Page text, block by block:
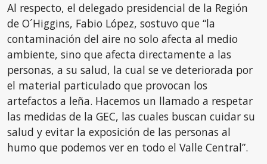
Al respecto, el delegado presidencial de la Región
de O´Higgins, Fabio López, sostuvo que “la
contaminación del aire no solo afecta al medio
ambiente, sino que afecta directamente a las
personas, a su salud, la cual se ve deteriorada por
el material particulado que provocan los
artefactos a leña. Hacemos un llamado a respetar
las medidas de la GEC, las cuales buscan cuidar su
salud y evitar la exposición de las personas al
humo que podemos ver en todo el Valle Central”.